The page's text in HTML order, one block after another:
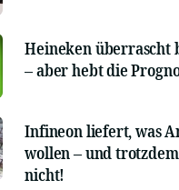
Heineken überrascht
– aber hebt die
Infineon liefert, was
wollen – und
nicht!